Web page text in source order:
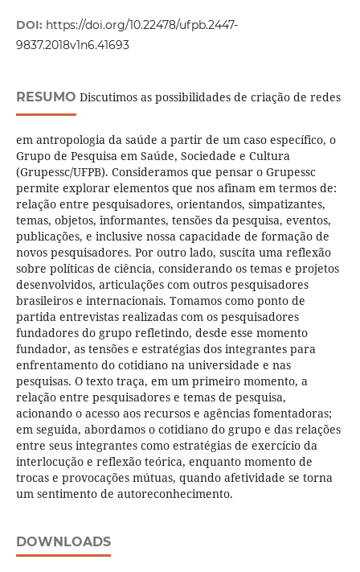
DOI: https://doi.org/10.22478/ufpb.2447-
9837.2018v1n6.41693
RESUMO Discutimos as possibilidades de criação de redes
em antropologia da saúde a partir de um caso específico, o
Grupo de Pesquisa em Saúde, Sociedade e Cultura
(Grupessc/UFPB). Consideramos que pensar o Grupessc
permite explorar elementos que nos afinam em termos de:
relação entre pesquisadores, orientandos, simpatizantes,
temas, objetos, informantes, tensões da pesquisa, eventos,
publicações, e inclusive nossa capacidade de formação de
novos pesquisadores. Por outro lado, suscita uma reflexão
sobre políticas de ciência, considerando os temas e projetos
desenvolvidos, articulações com outros pesquisadores
brasileiros e internacionais. Tomamos como ponto de
partida entrevistas realizadas com os pesquisadores
fundadores do grupo refletindo, desde esse momento
fundador, as tensões e estratégias dos integrantes para
enfrentamento do cotidiano na universidade e nas
pesquisas. O texto traça, em um primeiro momento, a
relação entre pesquisadores e temas de pesquisa,
acionando o acesso aos recursos e agências fomentadoras;
em seguida, abordamos o cotidiano do grupo e das relações
entre seus integrantes como estratégias de exercício da
interlocução e reflexão teórica, enquanto momento de
trocas e provocações mútuas, quando afetividade se torna
um sentimento de autoreconhecimento.
DOWNLOADS